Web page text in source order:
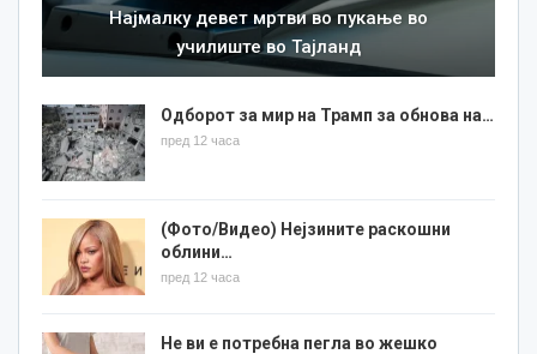
Најмалку девет мртви во пукање во
училиште во Тајланд
Одборот за мир на Трамп за обнова на…
пред 12 часа
(Фото/Видео) Нејзините раскошни
облини…
пред 12 часа
Не ви е потребна пегла во жешко